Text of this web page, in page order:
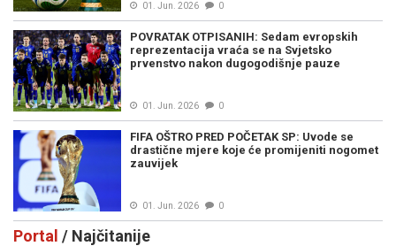
01. Jun. 2026 0
POVRATAK OTPISANIH: Sedam evropskih
reprezentacija vraća se na Svjetsko
prvenstvo nakon dugogodišnje pauze
01. Jun. 2026 0
FIFA OŠTRO PRED POČETAK SP: Uvode se
drastične mjere koje će promijeniti nogomet
zauvijek
01. Jun. 2026 0
Portal / Najčitanije